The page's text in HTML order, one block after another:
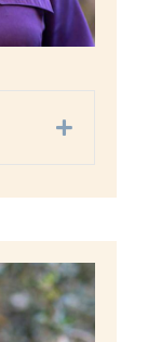
Expand